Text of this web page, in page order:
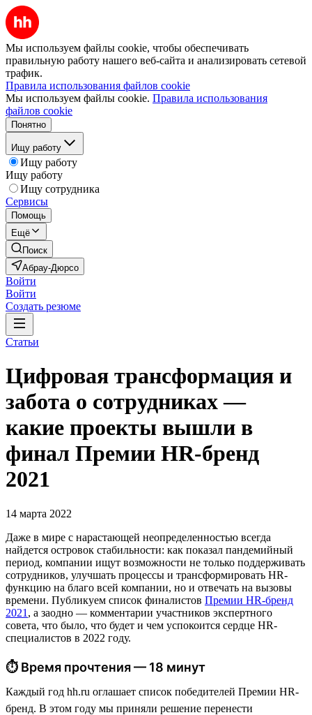
Мы используем файлы cookie, чтобы обеспечивать
правильную работу нашего веб-сайта и анализировать сетевой
трафик.
Правила использования файлов cookie
Мы используем файлы cookie. Правила использования
файлов cookie
Понятно
Ищу работу
Ищу работу
Ищу работу
Ищу сотрудника
Сервисы
Помощь
Ещё
Поиск
Абрау-Дюрсо
Войти
Войти
Создать резюме
Статьи
Цифровая трансформация и
забота о сотрудниках —
какие проекты вышли в
финал Премии HR-бренд
2021
14 марта 2022
Даже в мире с нарастающей неопределенностью всегда
найдется островок стабильности: как показал пандемийный
период, компании ищут возможности не только поддерживать
сотрудников, улучшать процессы и трансформировать HR-
функцию на благо всей компании, но и отвечать на вызовы
времени. Публикуем список финалистов Премии HR-бренд
2021 , а заодно — комментарии участников экспертного
совета, что было, что будет и чем успокоится сердце HR-
специалистов в 2022 году.
⏱ Время прочтения — 18 минут
Каждый год hh.ru оглашает список победителей Премии HR-
бренд. В этом году мы приняли решение перенести